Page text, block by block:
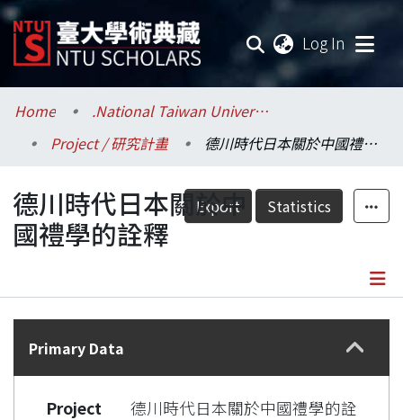
Log In
Communities & Collections
Research Outputs
Fundings & Projects
Researchers
Statistics
Home
.National Taiwan University / 國立臺灣大學
Project / 研究計畫
德川時代日本關於中國禮學的詮釋
Export Statistics
德川時代日本關於中
國禮學的詮釋
Details
Primary Data
Project
德川時代日本關於中國禮學的詮